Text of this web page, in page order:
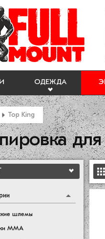
ОДЕЖДА
Top King
шлемы
ММА